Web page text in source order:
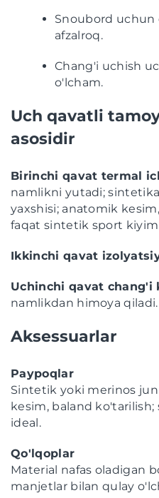
Snoubord
afzalroq.
Chang'i uchish
o'lcham.
Uch qavatli
asosidir
Birinchi qavat termal
namlikni yutadi;
yaxshisi; anatomik
faqat sintetik sport
Ikkinchi qavat
Uchinchi qavat chang'i
namlikdan himoya qiladi.
Aksessuarlar
Paypoqlar
Sintetik yoki merinos
kesim, baland
ideal.
Qo'lqoplar
Material nafas oladigan
manjetlar bilan qulay